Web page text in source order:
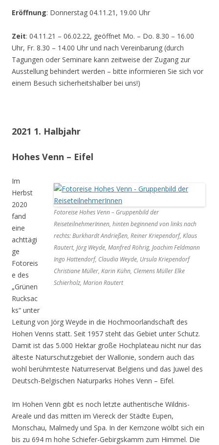
Eröffnung: Donnerstag 04.11.21, 19.00 Uhr
Zeit: 04.11.21 – 06.02.22, geöffnet Mo. – Do. 8.30 – 16.00
Uhr, Fr. 8.30 – 14.00 Uhr und nach Vereinbarung (durch
Tagungen oder Seminare kann zeitweise der Zugang zur
Ausstellung behindert werden – bitte informieren Sie sich vor
einem Besuch sicherheitshalber bei uns!)
2021 1. Halbjahr
Hohes Venn – Eifel
Fotoreise Hohes Venn – Gruppenbild der
ReiseteilnehmerInnen, hinten beginnend von links nach
rechts: Burkhardt Andrießen, Reiner Kriependorf, Klaus
Rautert, Jörg Weyde, Manfred Röhrig, Joachim Feldmann
Ingo Hattendorf, Claudia Weyde, Ursula Kriependorf
Christiane Müller, Karin Kühn, Clemens Müller Elke
Schierholz, Marion Rautert
Im
Herbst
2020
fand
eine
achttägi
ge
Fotoreis
e des
„Grünen
Rucksac
ks“ unter
Leitung von Jörg Weyde in die Hochmoorlandschaft des
Hohen Venns statt. Seit 1957 steht das Gebiet unter Schutz.
Damit ist das 5.000 Hektar große Hochplateau nicht nur das
älteste Naturschutzgebiet der Wallonie, sondern auch das
wohl berühmteste Naturreservat Belgiens und das Juwel des
Deutsch-Belgischen Naturparks Hohes Venn – Eifel.
Im Hohen Venn gibt es noch letzte authentische Wildnis-
Areale und das mitten im Viereck der Städte Eupen,
Monschau, Malmedy und Spa. In der Kernzone wölbt sich ein
bis zu 694 m hohe Schiefer-Gebirgskamm zum Himmel. Die